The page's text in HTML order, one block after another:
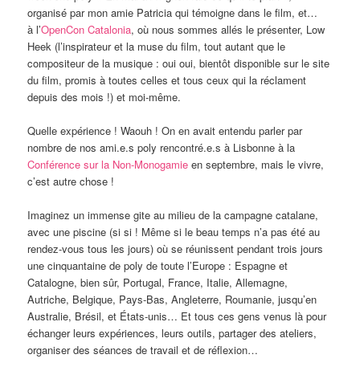
organisé par mon amie Patricia qui témoigne dans le film, et…
à l’OpenCon Catalonia, où nous sommes allés le présenter, Low
Heek (l’inspirateur et la muse du film, tout autant que le
compositeur de la musique : oui oui, bientôt disponible sur le site
du film, promis à toutes celles et tous ceux qui la réclament
depuis des mois !) et moi-même.
Quelle expérience ! Waouh ! On en avait entendu parler par
nombre de nos ami.e.s poly rencontré.e.s à Lisbonne à la
Conférence sur la Non-Monogamie en septembre, mais le vivre,
c’est autre chose !
Imaginez un immense gite au milieu de la campagne catalane,
avec une piscine (si si ! Même si le beau temps n’a pas été au
rendez-vous tous les jours) où se réunissent pendant trois jours
une cinquantaine de poly de toute l’Europe : Espagne et
Catalogne, bien sûr, Portugal, France, Italie, Allemagne,
Autriche, Belgique, Pays-Bas, Angleterre, Roumanie, jusqu’en
Australie, Brésil, et États-unis… Et tous ces gens venus là pour
échanger leurs expériences, leurs outils, partager des ateliers,
organiser des séances de travail et de réflexion…